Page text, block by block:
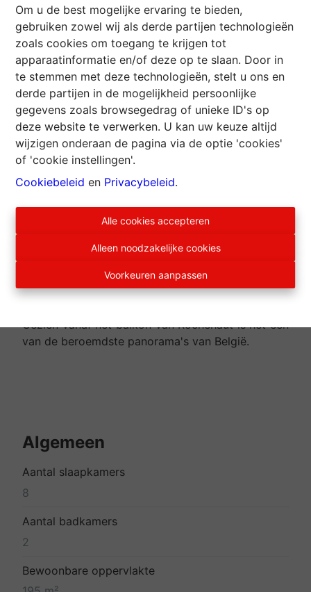
Om u de best mogelijke ervaring te bieden,
gebruiken zowel wij als derde partijen technologieën
zoals cookies om toegang te krijgen tot
apparaatinformatie en/of deze op te slaan. Door in
te stemmen met deze technologieën, stelt u ons en
derde partijen in de mogelijkheid persoonlijke
gegevens zoals browsegedrag of unieke ID's op
deze website te verwerken. U kan uw keuze altijd
wijzigen onderaan de pagina via de optie 'cookies'
of 'cookie instellingen'.
Cookiebeleid en Privacybeleid.
Alle cookies accepteren
Alleen noodzakelijke cookies
Voorkeuren aanpassen
Rechterdeel, gelijkvloers heeft living en
hoekkeuken 31 m², badkamer 6.50 m² met wc en
hal 6.50 m² met toegang tot de eerste
verdieping, deze heeft nachthal 6.50 m² en 4
slaapkamers 10-11-13-13.50 m².
Dak in betonnen dakpannen, ramen pvc
driedubbele beglazing, verwarming met
pelletkachel in het rechterdeel en houten inzetstuk
in het linkerdeel, aparte elektrische installaties
met dagtellers die in overeenstemming moeten
worden gebracht met de huidige normen,
elektrische warmwaterketels, tv- en
telefoonaansluitingen.
In een ideale omgeving voor natuurliefhebbers,
was dit Ardense dorp ooit beroemd om zijn
tabaksplantages en droogschuren die nog steeds
te zien zijn, het is genesteld in een uitzonderlijke
groene omgeving, in het midden van een lus van
Gezien vanaf het balkon van Rochehaut is het een
van de beroemdste panorama's van België.
Algemeen
Aantal slaapkamers
8
Aantal badkamers
2
Bewoonbare oppervlakte